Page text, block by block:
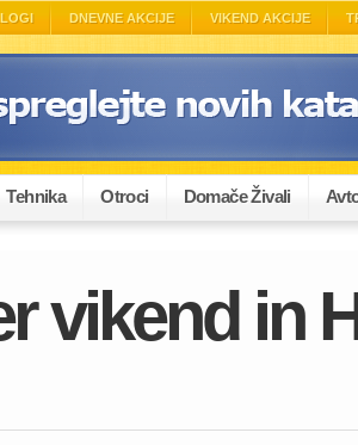
DNEVNE AKCIJE VIKEND AKCIJE
Tehnika Otroci Domače Živali
vikend in